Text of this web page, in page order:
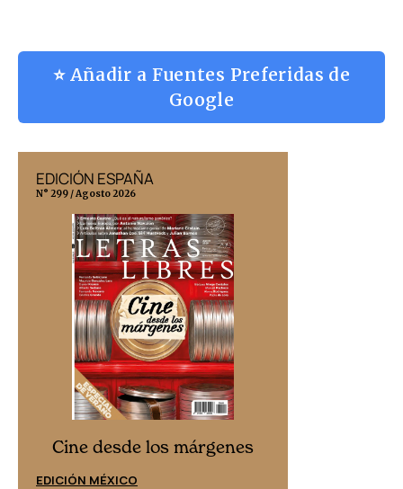
⭐ Añadir a Fuentes Preferidas de
Google
EDICIÓN ESPAÑA
N° 299 / Agosto 2026
Cine desde los márgenes
EDICIÓN MÉXICO